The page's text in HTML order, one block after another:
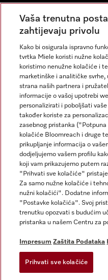
Newsletter
Impresum
Opći uvjeti
Zaštita podataka
Uvjeti Korištenja
Izjava o pristupačnosti
Zakon o digitalnim uslugama
Postavke kolačića
Miele na Instagramu
Miele na Facebooku
Vaša trenutna
zahtijevaju privolu
Kako bi osigurala ispravno
tvrtka Miele koristi nužne
koristimo nenužne kolačiće i
marketinške i analitičke
strana naših partnera i
informacije o vašoj upotrebi
personalizirati i poboljšati
također koriste za
zasebnog pristanka
kolačiće Bloomreach i druge
prikupljanje informacija o
dodjeljujemo vašem profilu
koji vam prikazujemo putem
"Prihvati sve kolačiće"
Za samo nužne kolačiće i
nužni kolačići". Dodatne
"Postavke kolačića". Svoj
trenutku opozvati s budućim
pristanka u našem Centru za
Impresum Zaštita Podataka
Prihvati sve kolačiće